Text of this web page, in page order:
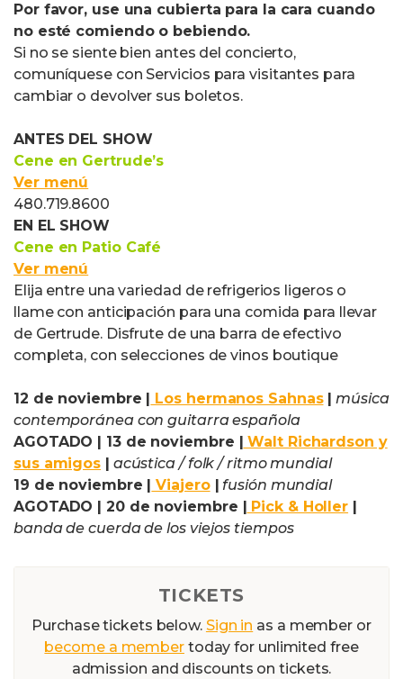
TICKETS
Purchase tickets below. Sign in as a member or
become a membertoday for unlimited free
admission and discounts on tickets.
Por favor, use una cubierta para la cara cuando
no esté comiendo o bebiendo.
Si no se siente bien antes del concierto,
comuníquese con Servicios para visitantes para
cambiar o devolver sus boletos.
ANTES DEL SHOW
Cene en Gertrude’s
Ver menú
480.719.8600
EN EL SHOW
Cene en Patio Café
Ver menú
Elija entre una variedad de refrigerios ligeros o
llame con anticipación para una comida para llevar
de Gertrude. Disfrute de una barra de efectivo
completa, con selecciones de vinos boutique
12 de noviembre Los hermanos Sahnas|
música
contemporánea con guitarra española
AGOTADO |
13 de noviembre |
Walt Richardson y
sus amigos
acústica / folk / ritmo mundial
19 de noviembre
Viajero|
fusión mundial
AGOTADO |
20 de noviembre | Pick & Holler
banda de cuerda de los viejos tiempos